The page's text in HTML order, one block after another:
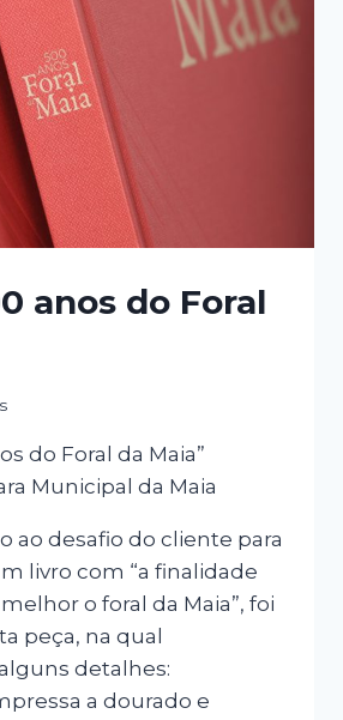
anos do Foral
do Foral da Maia”
Municipal da Maia
ao desafio do cliente para
livro com “a finalidade
o foral da Maia”, foi
peça, na qual
detalhes:
a dourado e